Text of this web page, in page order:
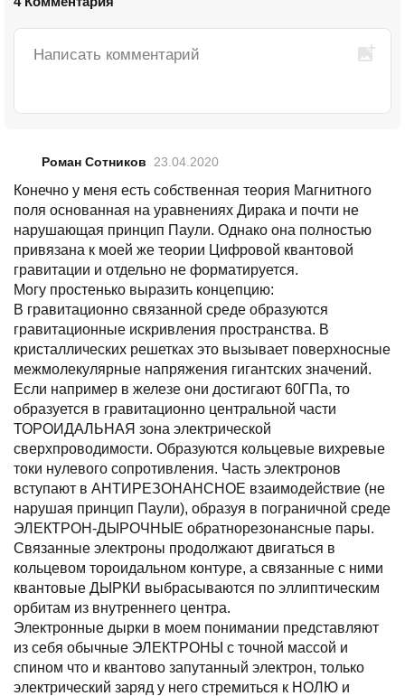
Роман Сотников 23.04.2020
Конечно у меня есть собственная теория Магнитного
поля основанная на уравнениях Дирака и почти не
нарушающая принцип Паули. Однако она полностью
привязана к моей же теории Цифровой квантовой
гравитации и отдельно не форматируется.
Могу простенько выразить концепцию:
В гравитационно связанной среде образуются
гравитационные искривления пространства. В
кристаллических решетках это вызывает поверхносные
межмолекулярные напряжения гигантских значений.
Если например в железе они достигают 60ГПа, то
образуется в гравитационно центральной части
ТОРОИДАЛЬНАЯ зона электрической
сверхпроводимости. Образуются кольцевые вихревые
токи нулевого сопротивления. Часть электронов
вступают в АНТИРЕЗОНАНСНОЕ взаимодействие (не
нарушая принцип Паули), образуя в пограничной среде
ЭЛЕКТРОН-ДЫРОЧНЫЕ обратнорезонансные пары.
Связанные электроны продолжают двигаться в
кольцевом тороидальном контуре, а связанные с ними
квантовые ДЫРКИ выбрасываются по эллиптическим
орбитам из внутреннего центра.
Электронные дырки в моем понимании представляют
из себя обычные ЭЛЕКТРОНЫ с точной массой и
спином что и квантово запутанный электрон, только
электрический заряд у него стремиться к НОЛЮ и